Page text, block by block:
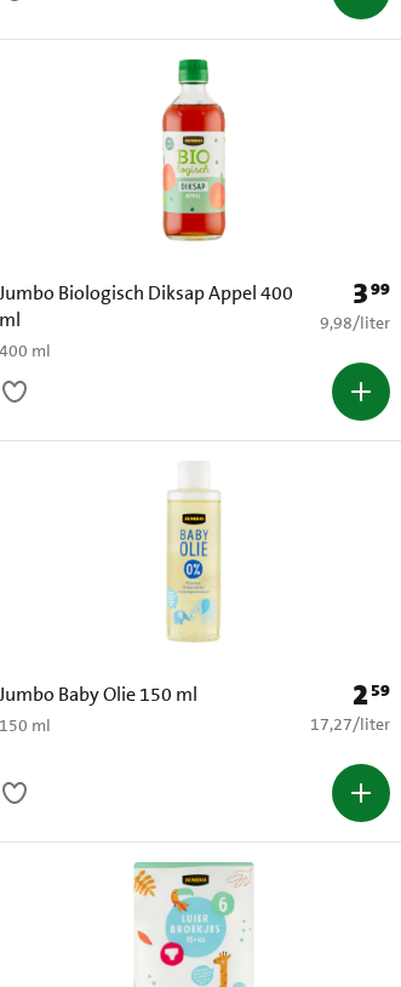
Jumbo Biologisch Diksap Appel 400
ml
400 ml
Prijs:
399
€ 9,98 per
9,98/liter
Jumbo Baby Olie 150 ml
150 ml
Prijs:
259
€ 17,27 per
17,27/liter